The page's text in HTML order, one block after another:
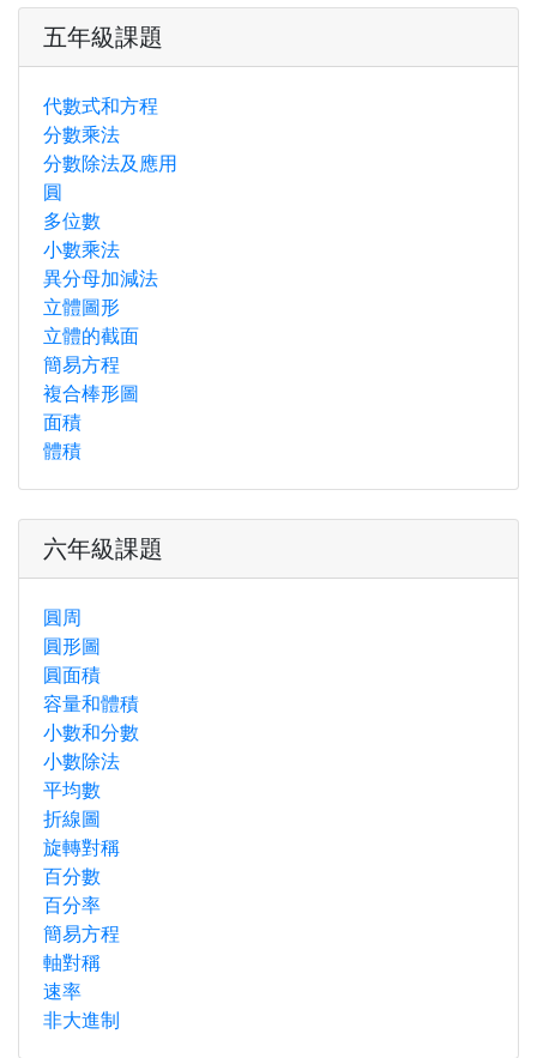
五年級課題
代數式和方程
分數乘法
分數除法及應用
圓
多位數
小數乘法
異分母加減法
立體圖形
立體的截面
簡易方程
複合棒形圖
面積
體積
六年級課題
圓周
圓形圖
圓面積
容量和體積
小數和分數
小數除法
平均數
折線圖
旋轉對稱
百分數
百分率
簡易方程
軸對稱
速率
非大進制